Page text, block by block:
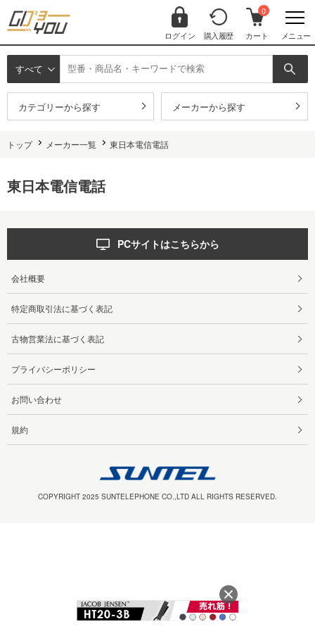
ログイン 購入履歴
0
カート メニュー
すべて
カテゴリーから探す メーカーから探す
トップ メーカー一覧 東日本電信電話
東日本電信電話
PCサイトはこちらから
会社概要
特定商取引法に基づく表記
古物営業法に基づく表記
プライバシーポリシー
お問い合わせ
規約
COPYRIGHT 2025 SUNTELEPHONE CO.,LTD ALL RIGHTS RESERVED.